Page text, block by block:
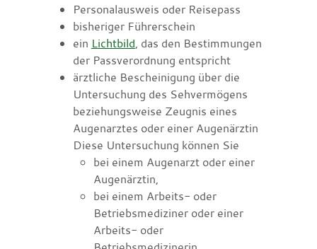
Personalausweis oder Reisepass
bisheriger Führerschein
ein Lichtbild, das den Bestimmungen
der Passverordnung entspricht
ärztliche Bescheinigung über die
Untersuchung des Sehvermögens
beziehungsweise Zeugnis eines
Augenarztes oder einer Augenärztin
Diese Untersuchung können Sie
bei einem Augenarzt oder einer
Augenärztin,
bei einem Arbeits- oder
Betriebsmediziner oder einer
Arbeits- oder